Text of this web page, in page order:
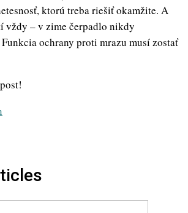
ktorú treba riešiť okamžite. A
vždy – v zime čerpadlo nikdy
ochrany proti mrazu musí zostať